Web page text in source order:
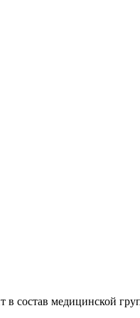
в состав медицинской